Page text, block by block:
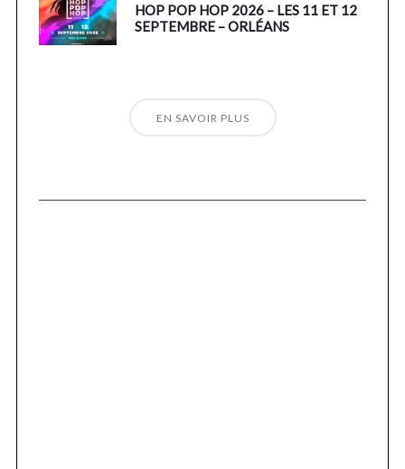
HOP POP HOP 2026 – LES 11 ET 12
SEPTEMBRE – ORLÉANS
EN SAVOIR PLUS